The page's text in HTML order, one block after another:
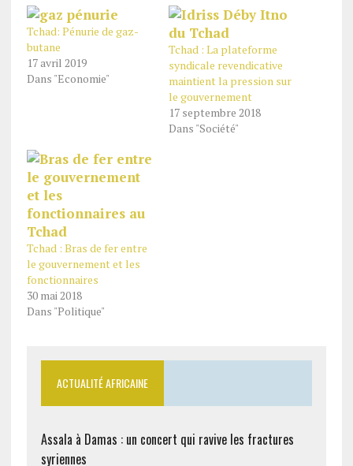
Tchad: Pénurie de gaz-
butane
17 avril 2019
Dans "Economie"
Tchad : La plateforme
syndicale revendicative
maintient la pression sur
le gouvernement
17 septembre 2018
Dans "Société"
Tchad : Bras de fer entre
le gouvernement et les
fonctionnaires
30 mai 2018
Dans "Politique"
ACTUALITÉ AFRICAINE
Assala à Damas : un concert qui ravive les fractures
syriennes